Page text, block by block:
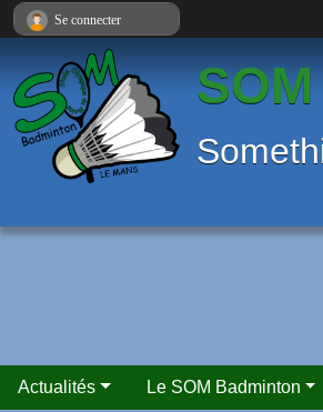
Actualités Le SOM Badminton
Se connecter
Panneau de gestion des cookies